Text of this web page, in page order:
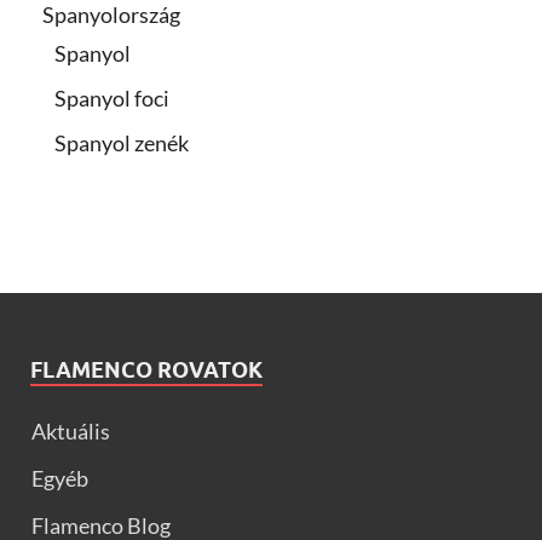
Spanyolország
Spanyol
Spanyol foci
Spanyol zenék
FLAMENCO ROVATOK
Aktuális
Egyéb
Flamenco Blog